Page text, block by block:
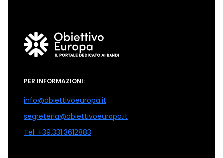
PER INFORMAZIONI:
info@obiettivoeuropa.it
segreteria@obiettivoeuropa.it
Tel. +39.331.3612883